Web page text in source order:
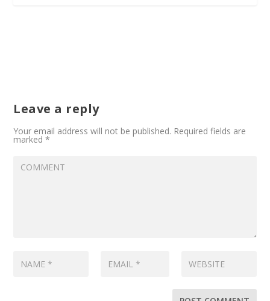
Leave a reply
Your email address will not be published. Required fields are
marked*